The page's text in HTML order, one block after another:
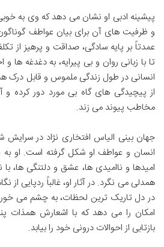
پیشینه ادبی او نشان می دهد که وی به
و ظرفیت های آن برای بیان عواطف
عمدتاً بر پایه سادگی، صداقت و پرهیز از
تا با زبانی روان و بی پیرایه، به دغدغه ها
انسانی در طول زندگی ملموس و قابل درک
از پیچیدگی های گاه بی مورد دور کرده و
مخاطب پیوند می زند.
جهان بینی الیاس افتخاری نژاد در سرایش
انسان و عواطف او شکل گرفته است. او
امیدها و ناامیدی ها، عشق و دلتنگی ها، با
همدلی می نگرد. در آثار او، غالباً ردپایی از
در دل تاریک ترین لحظات، به چشم می
امکان را می دهد که با اشعارش همذات
بازتابی از احوالات درونی خود را بیابد.